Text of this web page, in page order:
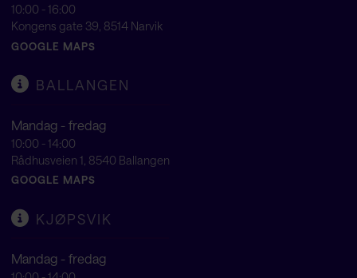
10:00 - 16:00
Kongens gate 39, 8514 Narvik
GOOGLE MAPS
BALLANGEN
Mandag - fredag
10:00 - 14:00
Rådhusveien 1, 8540 Ballangen
GOOGLE MAPS
KJØPSVIK
Mandag - fredag